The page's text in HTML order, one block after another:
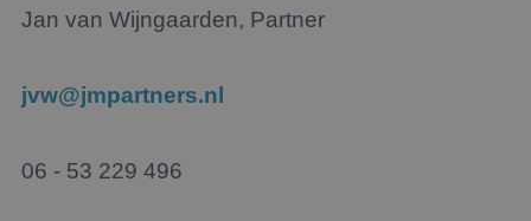
Jan van Wijngaarden, Partner
jvw@jmpartners.nl
06 - 53 229 496